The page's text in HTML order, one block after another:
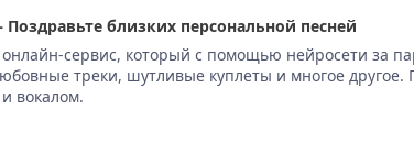
близких персональной песней
сервис, который с помощью нейросети за
треки, шутливые куплеты и многое
вокалом.